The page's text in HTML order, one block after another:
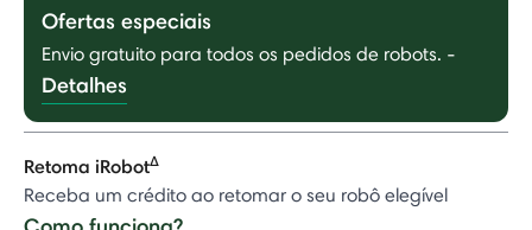
Ofertas especiais
Envio gratuito para todos os pedidos de robots. -
Detalhes
Retoma iRobotΔ
Receba um crédito ao retomar o seu robô elegível